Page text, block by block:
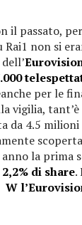
passato,
Rai1 non si
per le
vigilia,
da 4.5
la prima
di share.
W